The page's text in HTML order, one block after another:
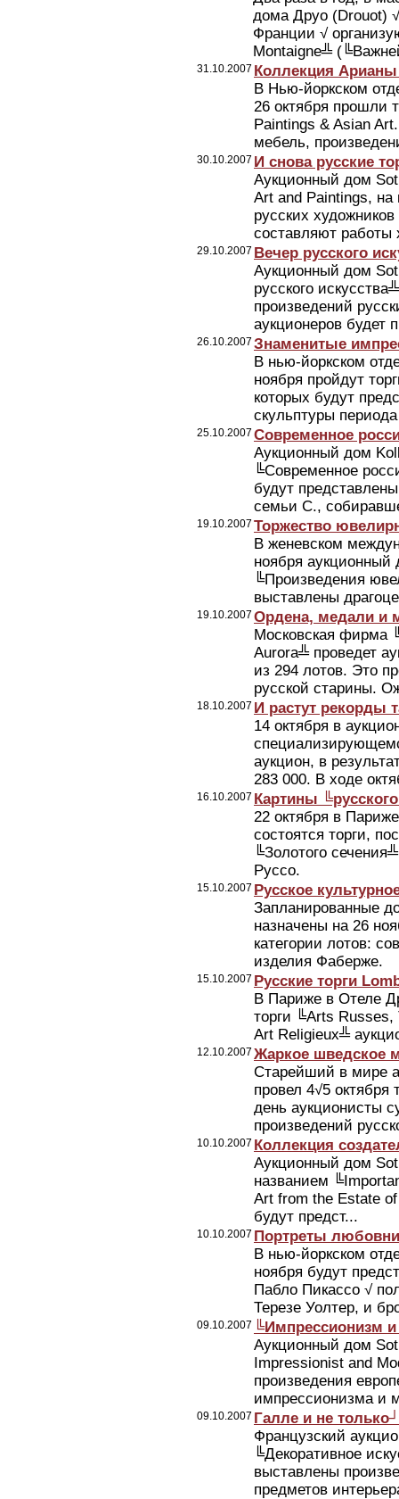
дома Друо (Drouot)
Франции √
Montaigne╩
31.10.2007 Коллекция
В Нью-йоркском
26 октября прошли
Paintings & Asian
мебель,
30.10.2007 И снова русские
Аукционный дом
Art and Paintings, на
русских
составляют работы
29.10.2007 Вечер русского
Аукционный дом
русского
произведений
аукционеров будет
26.10.2007 Знаменитые
В нью-йоркском
ноября пройдут
которых будут
скульптуры
25.10.2007 Современное
Аукционный дом
╚Современное
будут
семьи С.,
19.10.2007 Торжество
В женевском
ноября аукционный
╚Произведения
выставлены
19.10.2007 Ордена, медали и
Московская фирма
Aurora╩ проведет
из 294 лотов. Это
русской старины.
18.10.2007 И растут рекорды
14 октября в
аукцион, в
283 000. В ходе
16.10.2007 Картины
22 октября в
состоятся торги,
╚Золотого
Руссо.
15.10.2007 Русское
Запланированные
назначены на 26
категории лотов:
изделия Фаберже.
15.10.2007 Русские торги
В Париже в Отеле
торги ╚Arts
Art Religieux╩
12.10.2007 Жаркое шведское
Старейший в мире
провел 4√5
день аукционисты
произведений
10.10.2007 Коллекция
Аукционный дом
названием
Art from the Estate
будут предст...
10.10.2007 Портреты
В нью-йоркском
ноября будут
Пабло Пикассо √
Терезе Уолтер, и
09.10.2007 ╚Импрессионизм
Аукционный дом
Impressionist and
произведения
импрессионизма и
09.10.2007 Галле и не только┘
Французский
╚Декоративное
выставлены
предметов